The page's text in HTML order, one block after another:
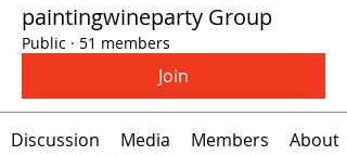
paintingwineparty Group
Public · 51 members
Join
Discussion Media Members About